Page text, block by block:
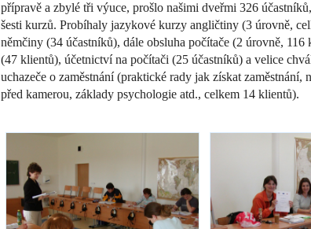
přípravě a zbylé tři výuce, prošlo našimi dveřmi 326
šesti kurzů. Probíhaly jazykové kurzy angličtiny (3 úrovně,
němčiny (34 účastníků), dále obsluha počítače (2 úrovně,
(47 klientů), účetnictví na počítači (25 účastníků) a velice
uchazeče o zaměstnání (praktické rady jak získat zaměstnání,
před kamerou, základy psychologie atd., celkem 14 klientů).